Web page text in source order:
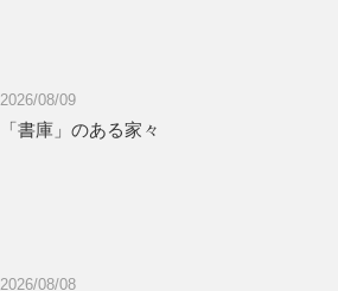
2026/08/09
「書庫」のある家々
2026/08/08